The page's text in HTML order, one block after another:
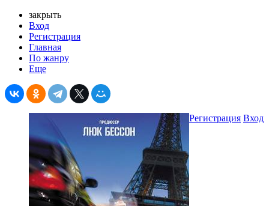
закрыть
Вход
Регистрация
Главная
По жанру
Еще
Регистрация Вход